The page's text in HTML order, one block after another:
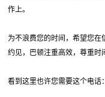
作上。
为不浪费您的时间，希望您
约见，巴顿注重高效，尊重时
看到这里也许您需要这个电